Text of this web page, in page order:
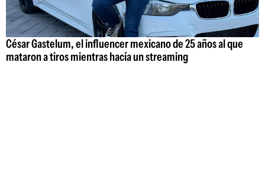
César Gastelum, el influencer mexicano de 25 años al que
mataron a tiros mientras hacía un streaming